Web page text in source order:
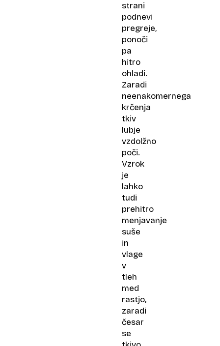
strani
podnevi
pregreje,
ponoči
pa
hitro
ohladi.
Zaradi
neenakomernega
krčenja
tkiv
lubje
vzdolžno
poči.
Vzrok
je
lahko
tudi
prehitro
menjavanje
suše
in
vlage
v
tleh
med
rastjo,
zaradi
česar
se